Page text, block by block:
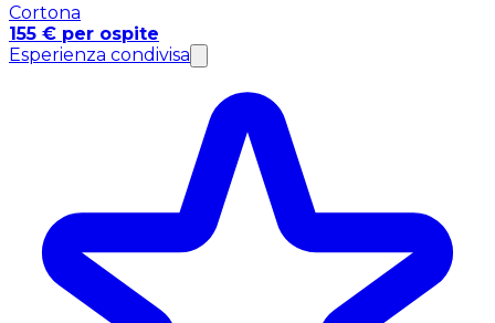
Cortona
155 € per ospite
Esperienza condivisa